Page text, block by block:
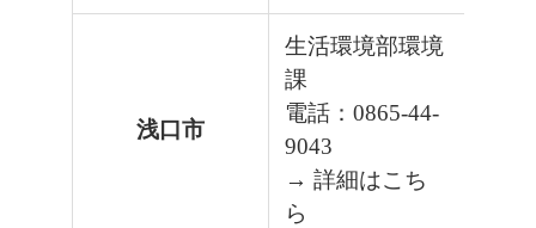
浅口市
生活環境部環境
課
電話：0865-44-
9043
→ 詳細はこち
ら